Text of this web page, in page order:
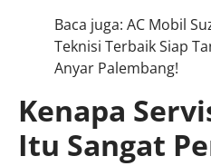
Baca juga: AC Mobil
Teknisi Terbaik Siap
Anyar Palembang!
Kenapa
Itu Sangat